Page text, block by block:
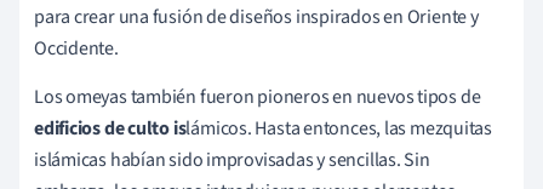
para crear una fusión de diseños inspirados en Oriente y
Occidente.
Los omeyas también fueron pioneros en nuevos tipos de
edificios de culto islámicos. Hasta entonces, las mezquitas
islámicas habían sido improvisadas y sencillas. Sin